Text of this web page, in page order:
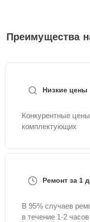
Преимущества
Низкие цены
Конкурентные
комплектующих
Ремонт за 1
В 95% случаев
в течение 1-2 часов